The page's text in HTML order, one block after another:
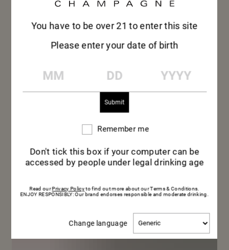
You have to be over 21 to enter this site
Please enter your date of birth
Remember
Remember me
Don't tick this box if your computer can be
accessed by people under legal drinking age
Read ourPrivacy Policyto find out more about our Terms & Conditions.
ENJOY RESPONSIBLY: Our brand endorses responsible and moderate drinking.
Change languageChange
language